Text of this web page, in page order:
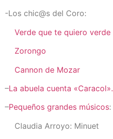
-Los chic@s del Coro:
Verde que te quiero verde
Zorongo
Cannon de Mozar
–La abuela cuenta «Caracol».
–Pequeños grandes músicos:
Claudia Arroyo: Minuet